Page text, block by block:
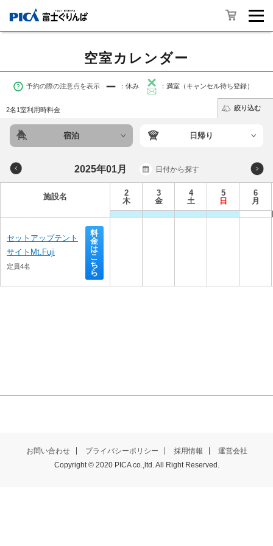
空室カレンダー
宿泊 日帰り
予約の際の注意点を表示 ：休み ：満室（キャンセル待ち登録）
2名1室利用時料金 絞り込む
2025年01月 日付から探す
施設名
2
木
3
金
4
土
5
日
6
月
セットアップテント
サイトMt.Fuji
定員4名
料
金
は
こ
ち
ら
お問い合わせ プライバシーポリシー 採用情報 運営会社
Copyright © 2020 PICA co.,ltd. All Right Reserved.